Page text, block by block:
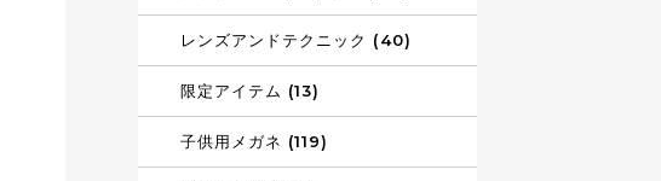
レンズアンドテクニック (40)
限定アイテム (13)
子供用メガネ (119)